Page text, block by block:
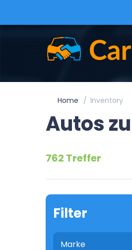
Home Inventory
Autos
762 Treffer
Filter
Marke